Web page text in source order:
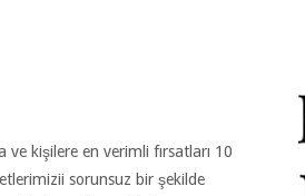
ve kişilere en verimli fırsatları 10
sorunsuz bir şekilde